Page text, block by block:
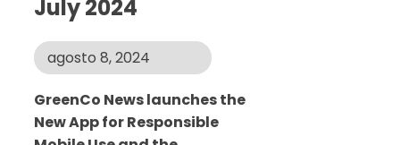
July 2024
agosto 8, 2024
GreenCo News launches the
New App for Responsible